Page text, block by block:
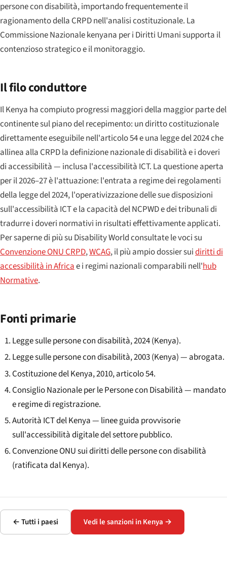
persone con disabilità, importando frequentemente il
ragionamento della CRPD nell'analisi costituzionale. La
Commissione Nazionale kenyana per i Diritti Umani supporta il
contenzioso strategico e il monitoraggio.
Il filo conduttore
Il Kenya ha compiuto progressi maggiori della maggior parte del
continente sul piano del recepimento: un diritto costituzionale
direttamente eseguibile nell'articolo 54 e una legge del 2024 che
allinea alla CRPD la definizione nazionale di disabilità e i doveri
di accessibilità — inclusa l'accessibilità ICT. La questione aperta
per il 2026–27 è l'attuazione: l'entrata a regime dei regolamenti
della legge del 2024, l'operativizzazione delle sue disposizioni
sull'accessibilità ICT e la capacità del NCPWD e dei tribunali di
tradurre i doveri normativi in risultati effettivamente applicati.
Per saperne di più su Disability World consultate le voci su
Convenzione ONU CRPD,WCAG, il più ampio dossier suidiritti di
accessibilità in Africae i regimi nazionali comparabili nell'hub
Normative.
Fonti primarie
Legge sulle persone con disabilità, 2024 (Kenya).
Legge sulle persone con disabilità, 2003 (Kenya) — abrogata.
Costituzione del Kenya, 2010, articolo 54.
Consiglio Nazionale per le Persone con Disabilità — mandato
e regime di registrazione.
Autorità ICT del Kenya — linee guida provvisorie
sull'accessibilità digitale del settore pubblico.
Convenzione ONU sui diritti delle persone con disabilità
(ratificata dal Kenya).
← Tutti i paesi Vedi le sanzioni in Kenya →